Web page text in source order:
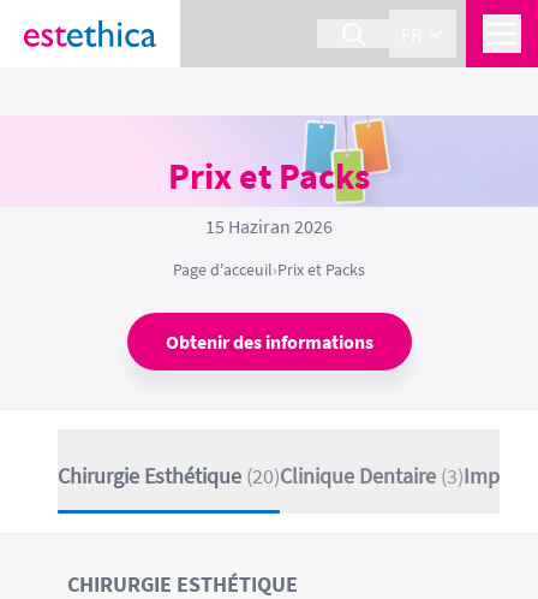
Prix et Packs
15 Haziran 2026
Page d'acceuil›Prix et Packs
Obtenir des informations
Chirurgie Esthétique (20)Clinique Dentaire (3)
CHIRURGIE ESTHÉTIQUE